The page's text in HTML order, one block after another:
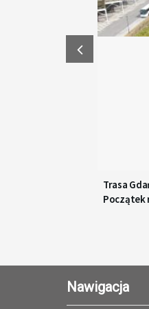
Trasa
Początek
Nawigacja